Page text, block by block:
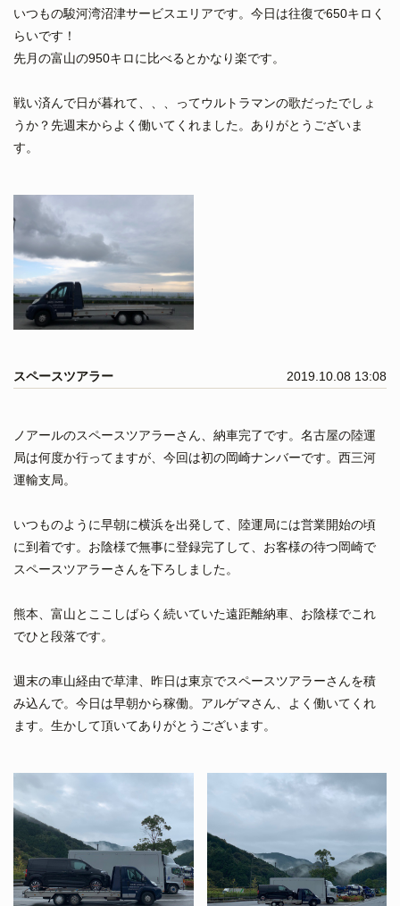
いつもの駿河湾沼津サービスエリアです。今日は往復で650キロく
らいです！
先月の富山の950キロに比べるとかなり楽です。
戦い済んで日が暮れて、、、ってウルトラマンの歌だったでしょ
うか？先週末からよく働いてくれました。ありがとうございま
す。
スペースツアラー 2019.10.08 13:08
ノアールのスペースツアラーさん、納車完了です。名古屋の陸運
局は何度か行ってますが、今回は初の岡崎ナンバーです。西三河
運輸支局。
いつものように早朝に横浜を出発して、陸運局には営業開始の頃
に到着です。お陰様で無事に登録完了して、お客様の待つ岡崎で
スペースツアラーさんを下ろしました。
熊本、富山とここしばらく続いていた遠距離納車、お陰様でこれ
でひと段落です。
週末の車山経由で草津、昨日は東京でスペースツアラーさんを積
み込んで。今日は早朝から稼働。アルゲマさん、よく働いてくれ
ます。生かして頂いてありがとうございます。